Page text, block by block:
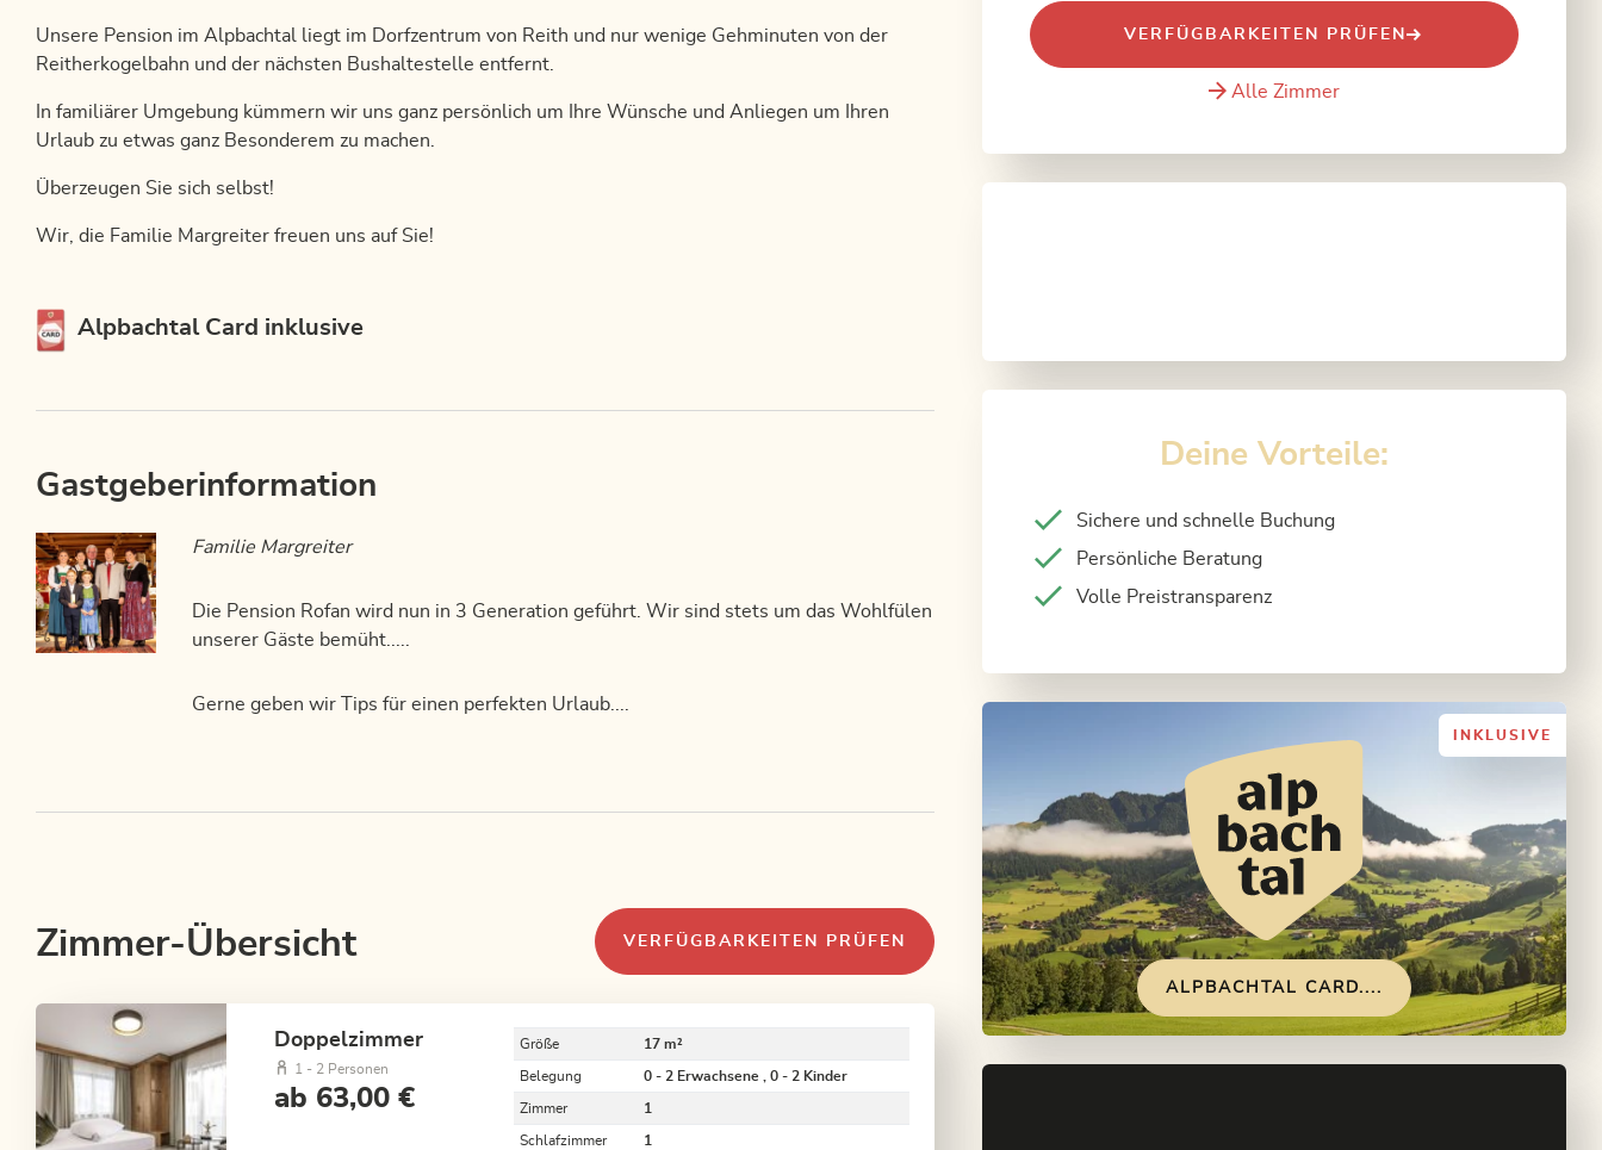
Unsere Pension im Alpbachtal liegt im Dorfzentrum von Reith und nur wenige Gehminuten von der
Reitherkogelbahn und der nächsten Bushaltestelle entfernt.
In familiärer Umgebung kümmern wir uns ganz persönlich um Ihre Wünsche und Anliegen um Ihren
Urlaub zu etwas ganz Besonderem zu machen.
Überzeugen Sie sich selbst!
Wir, die Familie Margreiter freuen uns auf Sie!
Diese Unterkunft ist Mitglied von
Alpbachtal Card inklusive
Gastgeberinformation
Familie Margreiter
Die Pension Rofan wird nun in 3 Generation geführt. Wir sind stets um das Wohlfülen
unserer Gäste bemüht.....
Gerne geben wir Tips für einen perfekten Urlaub....
Zimmer-Übersicht VERFÜGBARKEITEN PRÜFEN
Doppelzimmer
1 - 2 Personen
ab 63,00 €
Größe 17 m²
Belegung 0 - 2 Erwachsene , 0 - 2 Kinder
Zimmer 1
Schlafzimmer 1
VERFÜGBARKEITEN PRÜFEN
Alle Zimmer
Deine Vorteile:
Sichere und schnelle Buchung
Persönliche Beratung
Volle Preistransparenz
INKLUSIVE
ALPBACHTAL CARD....